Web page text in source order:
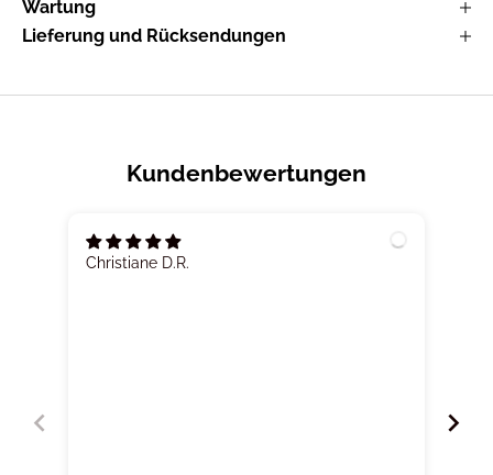
Wartung
Lieferung und Rücksendungen
Kundenbewertungen
Christiane D.R.